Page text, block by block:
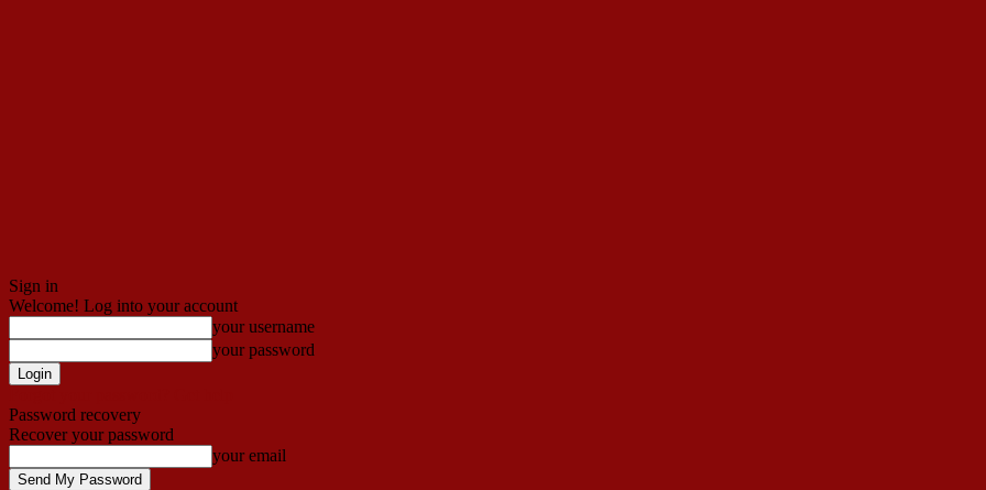
Sign in
Welcome! Log into your account
your username
your password
Password recovery
Recover your password
your email